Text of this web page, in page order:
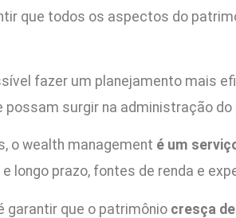
que todos os aspectos do
fazer um planejamento mais
surgir na administração do
o wealth management é um
longo prazo, fontes de renda e
garantir que o patrimônio cresça